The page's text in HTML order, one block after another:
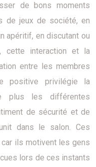
de bons moments
de jeux de société, en
apéritif, en discutant ou
cette interaction et la
entre les membres
positive privilégie la
plus les différentes
de sécurité et de
dans le salon. Ces
ils motivent les gens
lors de ces instants